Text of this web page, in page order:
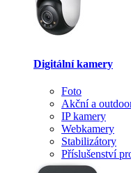
Digitální kamery
Foto
Akční a
IP kamery
Webkamery
Stabilizátory
Příslušenství